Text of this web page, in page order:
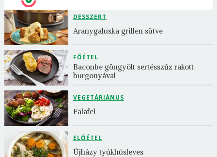
DESSZERT
Aranygaluska grillen sütve
FŐÉTEL
Baconbe göngyölt sertésszűz rakott
burgonyával
VEGETÁRIÁNUS
Falafel
ELŐÉTEL
Újházy tyúkhúsleves